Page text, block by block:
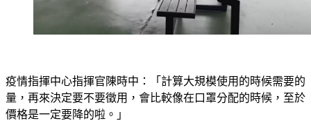
疫情指揮中心指揮官陳時中：「計算大規模使用的時候需要的
量，再來決定要不要徵用，會比較像在口罩分配的時候，至於
價格是一定要降的啦。」